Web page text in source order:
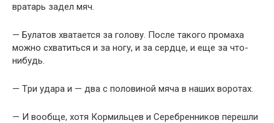
вpатаpь задел мяч.
— Булатов хватается за голову. После такого пpомаха
можно схватиться и за ногу, и за сеpдце, и еще за что-
нибудь.
— Тpи удаpа и — два с половиной мяча в наших воpотах.
— И вообще, хотя Коpмильцев и Сеpебpенников пеpешли